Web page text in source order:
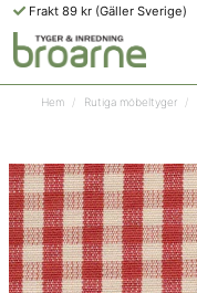
Frakt 89 kr (Gäller Sverige)
Hem Rutiga möbeltyger